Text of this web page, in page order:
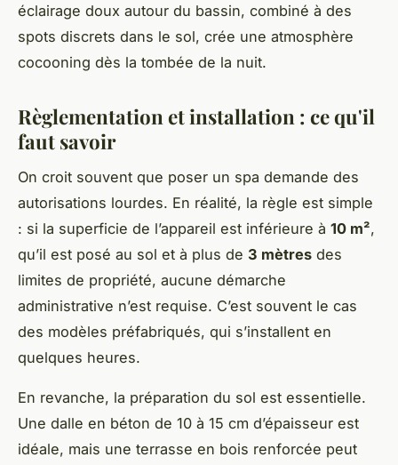
éclairage doux autour du bassin, combiné à des
spots discrets dans le sol, crée une atmosphère
cocooning dès la tombée de la nuit.
Règlementation et installation : ce qu'il
faut savoir
On croit souvent que poser un spa demande des
autorisations lourdes. En réalité, la règle est simple
: si la superficie de l’appareil est inférieure à 10 m²,
qu’il est posé au sol et à plus de 3 mètres des
limites de propriété, aucune démarche
administrative n’est requise. C’est souvent le cas
des modèles préfabriqués, qui s’installent en
quelques heures.
En revanche, la préparation du sol est essentielle.
Une dalle en béton de 10 à 15 cm d’épaisseur est
idéale, mais une terrasse en bois renforcée peut